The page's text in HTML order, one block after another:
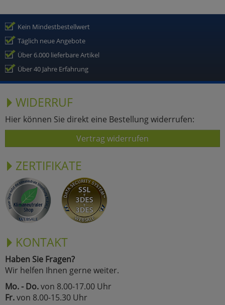
Kein Mindestbestellwert
Täglich neue Angebote
Über 6.000 lieferbare Artikel
Über 40 Jahre Erfahrung
WIDERRUF
Hier können Sie direkt eine Bestellung widerrufen:
Vertrag widerrufen
ZERTIFIKATE
KONTAKT
Haben Sie Fragen?
Wir helfen Ihnen gerne weiter.
Mo. - Do.von 8.00-17.00 Uhr
Fr.von 8.00-15.30 Uhr